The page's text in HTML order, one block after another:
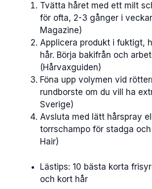
Tvätta håret med ett milt
för ofta, 2-3 gånger i
Magazine)
Applicera produkt i fuktigt,
hår. Börja bakifrån och
(Hårvaxguiden)
Föna upp volymen vid
rundborste om du vill ha
Sverige)
Avsluta med lätt hårspray
torrschampo för stadga
Hair)
Lästips: 10 bästa korta
och kort hår